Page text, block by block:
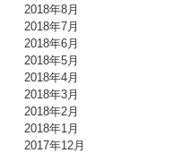
2018年8月
2018年7月
2018年6月
2018年5月
2018年4月
2018年3月
2018年2月
2018年1月
2017年12月